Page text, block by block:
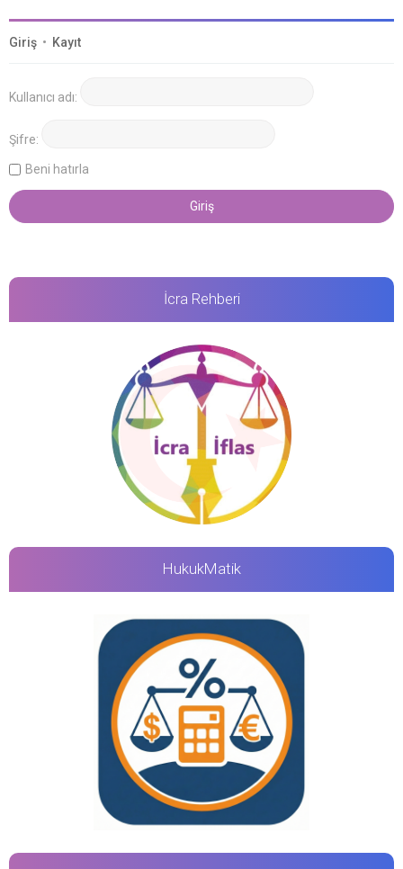
Giriş • Kayıt
Kullanıcı adı:
Şifre:
Beni hatırla
İcra Rehberi
HukukMatik